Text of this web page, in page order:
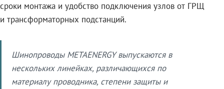
сроки монтажа и удобство подключения узлов от ГРЩ
и трансформаторных подстанций.
Шинопроводы METAENERGY выпускаются в
нескольких линейках, различающихся по
материалу проводника, степени защиты и